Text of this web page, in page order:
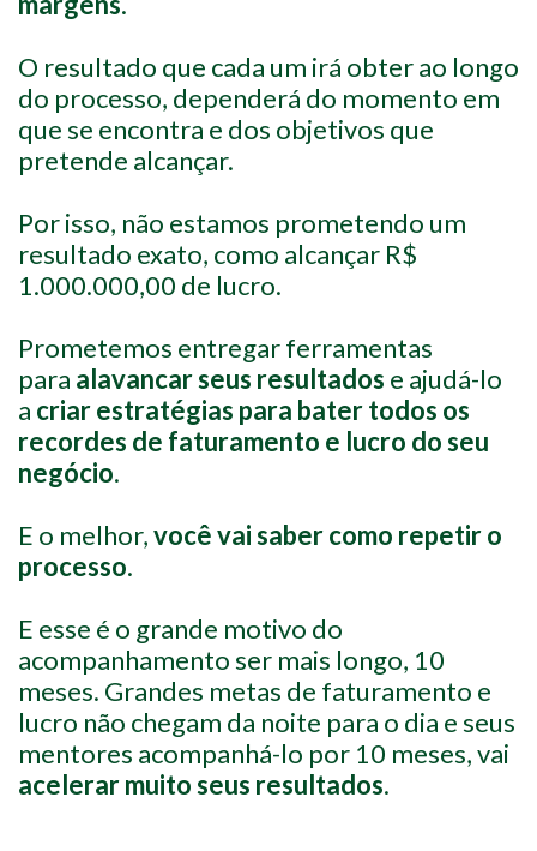
O resultado que cada um irá obter ao longo
do processo, dependerá do momento em
que se encontra e dos objetivos que
pretende alcançar.
Por isso, não estamos prometendo um
resultado exato, como alcançar R$
1.000.000,00 de lucro.
Prometemos entregar ferramentas
para alavancar seus resultados e ajudá-lo
a criar estratégias para bater todos os
recordes de faturamento e lucro do seu
negócio.
E o melhor,você vai saber como repetir o
processo.
E esse é o grande motivo do
acompanhamento ser mais longo, 10
meses. Grandes metas de faturamento e
lucro não chegam da noite para o dia e seus
mentores acompanhá-lo por 10 meses, vai
acelerarmuito seus resultados.